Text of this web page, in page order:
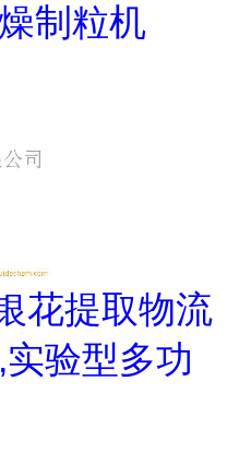
制粒机
花提取物流
验型多功